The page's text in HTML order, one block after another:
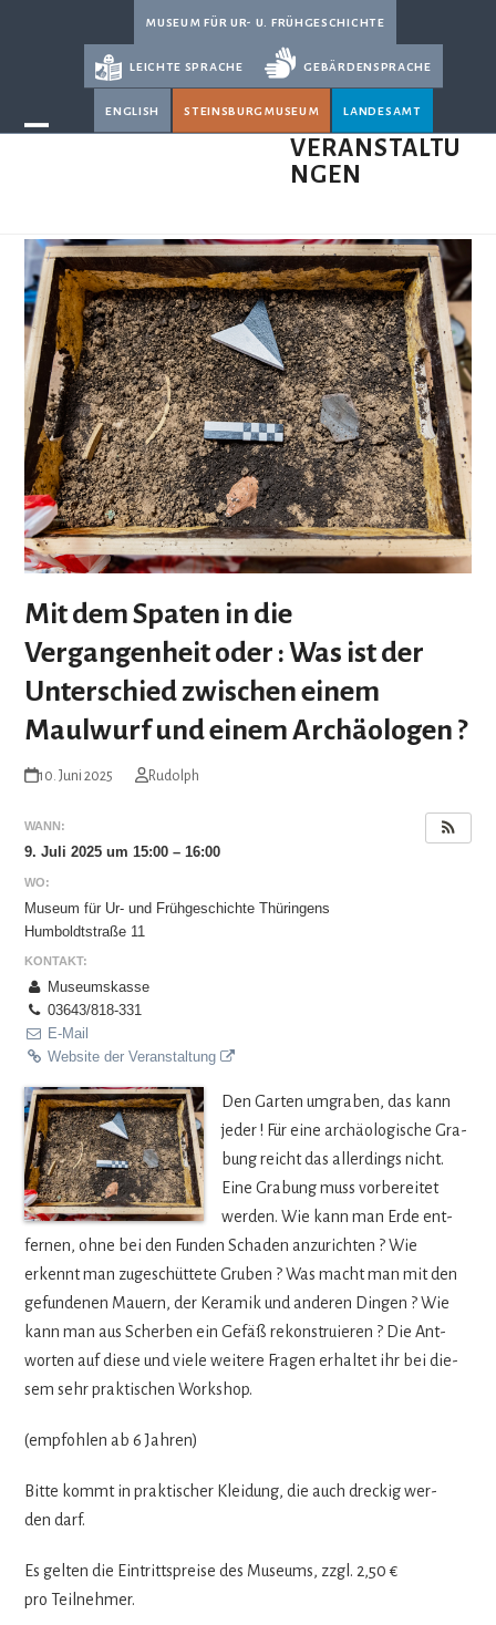
museum für ur- u. frühgeschichte
leichte sprache gebärdensprache
english steinsburgmuseum landesamt
VERANSTALTU
NGEN
Mit dem Spaten in die
Vergangenheit oder : Was ist der
Unterschied zwischen einem
Maulwurf und einem Archäologen ?
10. Juni 2025 Rudolph
WANN:
9. Juli 2025 um 15:00 – 16:00
WO:
Museum für Ur- und Frühgeschichte Thüringens
Humboldtstraße 11
KONTAKT:
Museumskasse
03643/818-331
E-Mail
Website der Veranstaltung
Den Gar­ten umgra­ben, das kann
jeder ! Für eine archäo­lo­gi­sche Gra­
bung reicht das aller­dings nicht.
Eine Gra­bung muss vor­be­rei­tet
wer­den. Wie kann man Erde ent­
fer­nen, ohne bei den Fun­den Scha­den anzu­rich­ten ? Wie
erkennt man zuge­schüt­tete Gru­ben ? Was macht man mit den
gefun­de­nen Mau­ern, der Kera­mik und ande­ren Din­gen ? Wie
kann man aus Scher­ben ein Gefäß rekon­stru­ie­ren ? Die Ant­
wor­ten auf diese und viele wei­tere Fra­gen erhal­tet ihr bei die­
sem sehr prak­ti­schen Workshop.
(emp­foh­len ab 6 Jahren)
Bitte kommt in prak­ti­scher Klei­dung, die auch dre­ckig wer­
den darf.
Es gel­ten die Ein­tritts­preise des Muse­ums, zzgl. 2,50 €
pro Teilnehmer.